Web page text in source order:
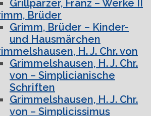
Grillparzer, Franz – Werke II
Brüder
Grimm, Brüder – Kinder-
und Hausmärchen
H. J. Chr. von
Grimmelshausen, H. J. Chr.
von – Simplicianische
Schriften
Grimmelshausen, H. J. Chr.
von – Simplicissimus